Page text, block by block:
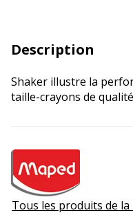
Description
Shaker illustre la
taille-crayons de
Tous les produits de la